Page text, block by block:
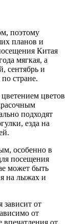
поэтому
планов и
Китая
мягкая, а
сентябрь и
стране.
цветов
подходят
езда на
особенно в
посещения
может быть
на лыжах и
от
от
впечатления от